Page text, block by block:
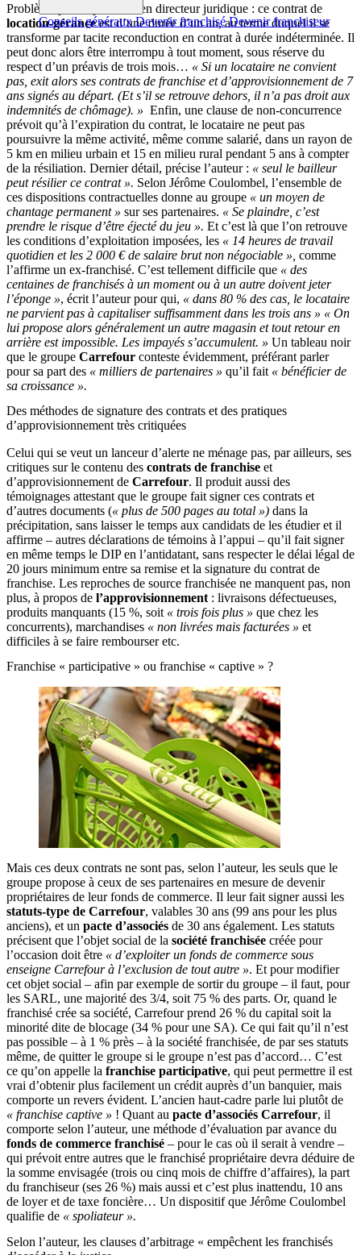
Conseils généraux Devenir franchisé Devenir franchiseur
Problème pointé par l’ancien directeur juridique : ce contrat de
location-géranceest d’une durée d’un an, au terme duquel il se
transforme par tacite reconduction en contrat à durée indéterminée. Il
peut donc alors être interrompu à tout moment, sous réserve du
respect d’un préavis de trois mois… « Si un locataire ne convient
pas, exit alors ses contrats de franchise et d’approvisionnement de 7
ans signés au départ. (Et s’il se retrouve dehors, il n’a pas droit aux
indemnités de chômage). » Enfin, une clause de non-concurrence
prévoit qu’à l’expiration du contrat, le locataire ne peut pas
poursuivre la même activité, même comme salarié, dans un rayon de
5 km en milieu urbain et 15 en milieu rural pendant 5 ans à compter
de la résiliation. Dernier détail, précise l’auteur : « seul le bailleur
peut résilier ce contrat ». Selon Jérôme Coulombel, l’ensemble de
ces dispositions contractuelles donne au groupe « un moyen de
chantage permanent » sur ses partenaires. « Se plaindre, c’est
prendre le risque d’être éjecté du jeu ». Et c’est là que l’on retrouve
les conditions d’exploitation imposées, les « 14 heures de travail
quotidien et les 2 000 € de salaire brut non négociable », comme
l’affirme un ex-franchisé. C’est tellement difficile que « des
centaines de franchisés à un moment ou à un autre doivent jeter
l’éponge », écrit l’auteur pour qui, « dans 80 % des cas, le locataire
ne parvient pas à capitaliser suffisamment dans les trois ans » « On
lui propose alors généralement un autre magasin et tout retour en
arrière est impossible. Les impayés s’accumulent. » Un tableau noir
que le groupe Carrefour conteste évidemment, préférant parler
pour sa part des « milliers de partenaires » qu’il fait « bénéficier de
sa croissance ».
Des méthodes de signature des contrats et des pratiques
d’approvisionnement très critiquées
Celui qui se veut un lanceur d’alerte ne ménage pas, par ailleurs, ses
critiques sur le contenu des contrats de franchise et
d’approvisionnement de Carrefour. Il produit aussi des
témoignages attestant que le groupe fait signer ces contrats et
d’autres documents (« plus de 500 pages au total ») dans la
précipitation, sans laisser le temps aux candidats de les étudier et il
affirme – autres déclarations de témoins à l’appui – qu’il fait signer
en même temps le DIP en l’antidatant, sans respecter le délai légal de
20 jours minimum entre sa remise et la signature du contrat de
franchise. Les reproches de source franchisée ne manquent pas, non
plus, à propos de l’approvisionnement : livraisons défectueuses,
produits manquants (15 %, soit « trois fois plus » que chez les
concurrents), marchandises « non livrées mais facturées » et
difficiles à se faire rembourser etc.
Franchise « participative » ou franchise « captive » ?
Mais ces deux contrats ne sont pas, selon l’auteur, les seuls que le
groupe propose à ceux de ses partenaires en mesure de devenir
propriétaires de leur fonds de commerce. Il leur fait signer aussi les
statuts-type de Carrefour, valables 30 ans (99 ans pour les plus
anciens), et un pacte d’associés de 30 ans également. Les statuts
précisent que l’objet social de la société franchisée créée pour
l’occasion doit être « d’exploiter un fonds de commerce sous
enseigne Carrefour à l’exclusion de tout autre ». Et pour modifier
cet objet social – afin par exemple de sortir du groupe – il faut, pour
les SARL, une majorité des 3/4, soit 75 % des parts. Or, quand le
franchisé crée sa société, Carrefour prend 26 % du capital soit la
minorité dite de blocage (34 % pour une SA). Ce qui fait qu’il n’est
pas possible – à 1 % près – à la société franchisée, de par ses statuts
même, de quitter le groupe si le groupe n’est pas d’accord… C’est
ce qu’on appelle la franchise participative, qui peut permettre il est
vrai d’obtenir plus facilement un crédit auprès d’un banquier, mais
comporte un revers évident. L’ancien haut-cadre parle lui plutôt de
« franchise captive » ! Quant au pacte d’associés Carrefour, il
comporte selon l’auteur, une méthode d’évaluation par avance du
fonds de commerce franchisé – pour le cas où il serait à vendre –
qui prévoit entre autres que le franchisé propriétaire devra déduire de
la somme envisagée (trois ou cinq mois de chiffre d’affaires), la part
du franchiseur (ses 26 %) mais aussi et c’est plus inattendu, 10 ans
de loyer et de taxe foncière… Un dispositif que Jérôme Coulombel
qualifie de « spoliateur ».
Selon l’auteur, les clauses d’arbitrage « empêchent les franchisés